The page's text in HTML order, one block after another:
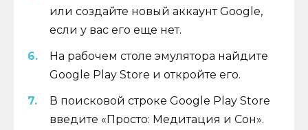
или создайте новый аккаунт Google,
если у вас его еще нет.
На рабочем столе эмулятора найдите
Google Play Store и откройте его.
В поисковой строке Google Play Store
введите «Просто: Медитация и Сон».